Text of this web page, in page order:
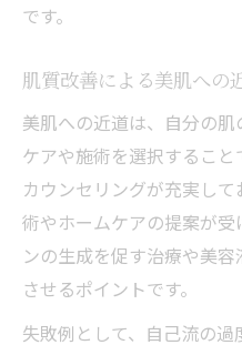
です。
肌質改善による美肌への
美肌への近道は、自分の
ケアや施術を選択するこ
カウンセリングが充実し
術やホームケアの提案が
ンの生成を促す治療や美
させるポイントです。
失敗例として、自己流の